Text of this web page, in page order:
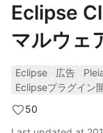
Eclipse
マルウェ
Eclipse 広告
Eclipseプラグイン
50